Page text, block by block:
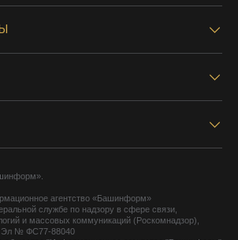
агентство «Башинформ»
службе по надзору в сфере связи,
и массовых коммуникаций (Роскомнадзор),
Эл № ФС77-88040